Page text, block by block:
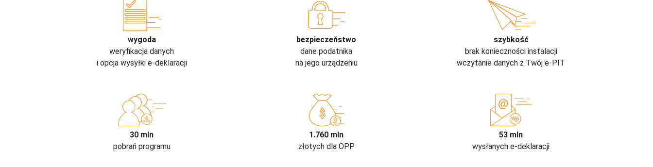
wygoda
weryfikacja danych
i opcja wysyłki e-deklaracji
bezpieczeństwo
dane podatnika
na jego urządzeniu
szybkość
brak konieczności instalacji
wczytanie danych z Twój e-PIT
30 mln
pobrań programu
1.760 mln
złotych dla OPP
53 mln
wysłanych e-deklaracji